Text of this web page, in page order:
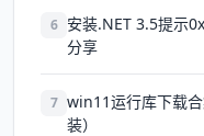
6 安装.NET 3.5提示
分享
7 win11运行库下载
装）